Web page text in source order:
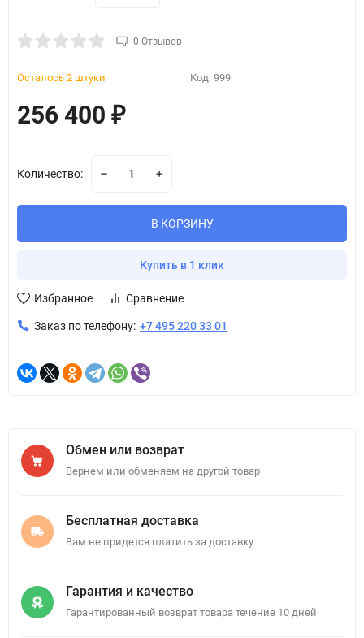
0 Отзывов
Осталось 2 штуки Код: 999
256 400 ₽
Количество:
В КОРЗИНУ
Купить в 1 клик
Избранное Сравнение
Заказ по телефону: +7 495 220 33 01
Обмен или возврат
Вернем или обменяем на другой товар
Бесплатная доставка
Вам не придется платить за доставку
Гарантия и качество
Гарантированный возврат товара течение 10 дней